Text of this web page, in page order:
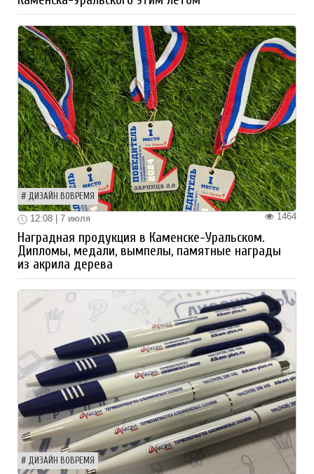
ДИЗАЙН ВОВРЕМЯ
1464
12:08 | 7 июля
Наградная продукция в Каменске-Уральском.
Дипломы, медали, вымпелы, памятные награды
из акрила дерева
ДИЗАЙН ВОВРЕМЯ